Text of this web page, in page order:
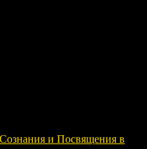
и Посвящения в